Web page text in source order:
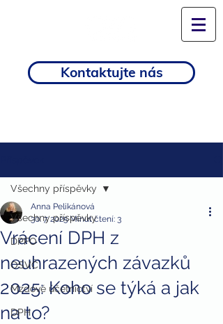
Kontaktujte nás
Všechny příspěvky
DPFO
OSVČ
Mzdové účetnictví
DPH
Všechny příspěvky
Vrácení DPH z
neuhrazených závazků
2025: Koho se týká a jak
na to?
Anna Pelikánová
30. 7. 2025 Minut čtení: 3